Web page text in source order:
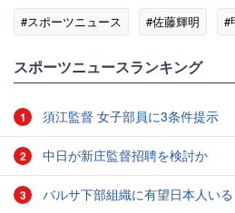
#スポーツニュース #佐藤輝明 #
スポーツニュースランキング
1 須江監督 女子部員に3条件提示
2 中日が新庄監督招聘を検討か
3 バルサ下部組織に有望日本人いる